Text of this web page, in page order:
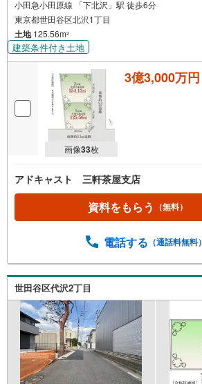
小田急小田原線 「下北沢」駅 徒歩6分
東京都世田谷区北沢1丁目
土地125.56m2
建築条件付き土地
画像33枚
3億3,000万円
アドキャスト 三軒茶屋支店
資料をもらう （無料）
電話する （通話料無料）
世田谷区代沢2丁目